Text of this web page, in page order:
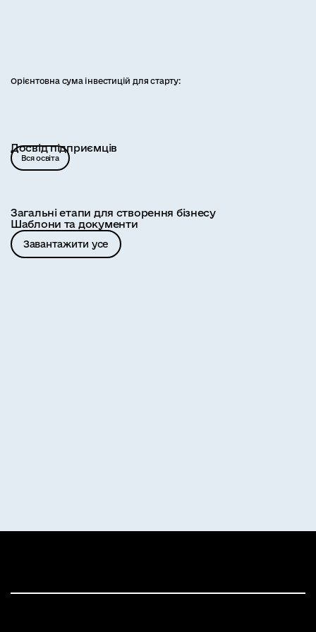
Орієнтовна сума інвестицій для старту:
Досвід підприємців
Вся освіта
Загальні етапи для створення бізнесу
Шаблони та документи
Завантажити усе